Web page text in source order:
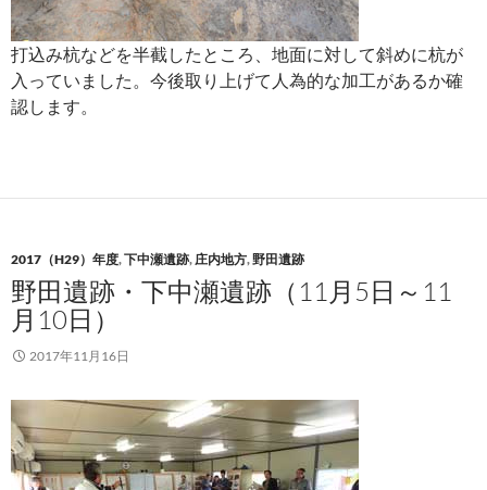
打込み杭などを半截したところ、地面に対して斜めに杭が
入っていました。今後取り上げて人為的な加工があるか確
認します。
2017（H29）年度,下中瀬遺跡,庄内地方,野田遺跡
野田遺跡・下中瀬遺跡（11月5日～11
月10日）
2017年11月16日